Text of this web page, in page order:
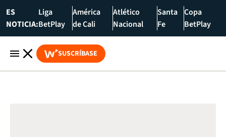
ES
NOTICIA:
Liga
BetPlay
América
de Cali
Atlético
Nacional
Santa
Fe
Copa
BetPlay
SUSCRÍBASE